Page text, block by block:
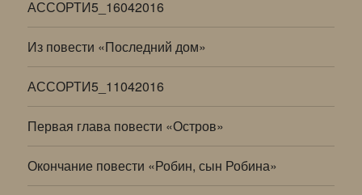
АССОРТИ5_16042016
Из повести «Последний дом»
АССОРТИ5_11042016
Первая глава повести «Остров»
Окончание повести «Робин, сын Робина»